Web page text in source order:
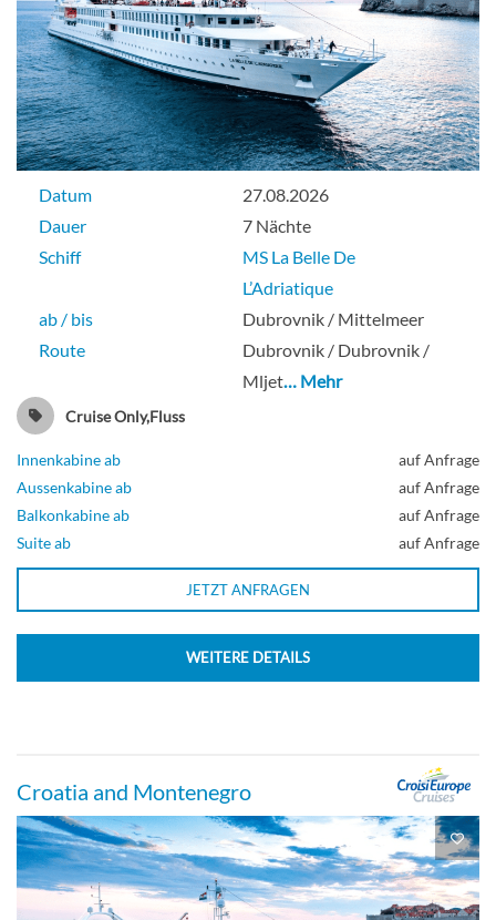
Aussenkabine
LOWER DECK 2 SEPARABLE BEDS-
WINDOW CAT C-[C_GLS_PIH]
Deck Sun
Aussenkabine
MAIN DECK 2 SEPARABLE BEDS-
WINDOW CAT C-[C_GLS_PPH]
Deck Main
Deck Upper
Aussenkabine
Datum
27.08.2026
Dauer
7 Nächte
Schiff
MS La Belle De
L’Adriatique
ab / bis
Dubrovnik / Mittelmeer
Route
Dubrovnik / Dubrovnik /
Mljet… Mehr
Cruise Only,Fluss
Innenkabine ab
auf Anfrage
Aussenkabine ab
auf Anfrage
Balkonkabine ab
auf Anfrage
Suite ab
auf Anfrage
JETZT ANFRAGEN
WEITERE DETAILS
Croatia and Montenegro